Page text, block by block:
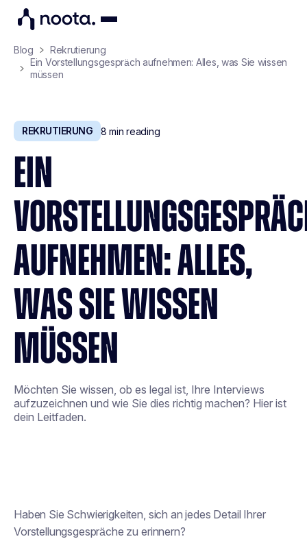
Blog
Rekrutierung
Ein Vorstellungsgespräch aufnehmen: Alles, was Sie wissen
müssen
REKRUTIERUNG 8 min reading
EIN
AUFNEHMEN: ALLES,
WAS SIE WISSEN
MÜSSEN
Möchten Sie wissen, ob es legal ist, Ihre Interviews
aufzuzeichnen und wie Sie dies richtig machen? Hier ist
dein Leitfaden.
Haben Sie Schwierigkeiten, sich an jedes Detail Ihrer
Vorstellungsgespräche zu erinnern?